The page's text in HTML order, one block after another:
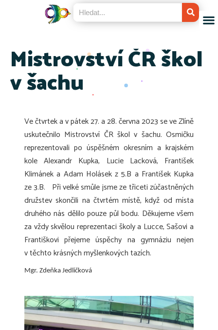
Mistrovství ČR škol
v šachu
Ve čtvrtek a v pátek 27. a 28. června 2023 se ve Zlíně
uskutečnilo Mistrovství ČR škol v šachu. Osmičku
reprezentovali po úspěšném okresním a krajském
kole Alexandr Kupka, Lucie Lacková, František
Klimánek a Adam Holásek z 5.B a František Kupka
ze 3.B. Při velké smůle jsme ze třiceti zúčastněných
družstev skončili na čtvrtém místě, když od místa
druhého nás dělilo pouze půl bodu. Děkujeme všem
za vždy skvělou reprezentaci školy a Lucce, Sašovi a
Františkovi přejeme úspěchy na gymnáziu nejen
v těchto krásných myšlenkových tazích.
Mgr. Zdeňka Jedličková